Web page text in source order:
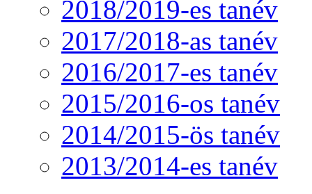
2018/2019-es tanév
2017/2018-as tanév
2016/2017-es tanév
2015/2016-os tanév
2014/2015-ös tanév
2013/2014-es tanév